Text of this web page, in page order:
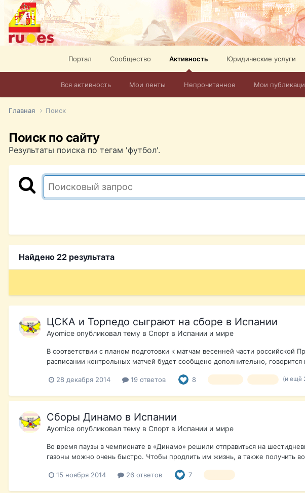
Портал Сообщество Активность
Вся активность Мои ленты Непрочитанное Мои
Юридические услуги
Главная Поиск
Поиск по сайту
Результаты поиска по тегам 'футбол'.
Найдено 22 результата
ЦСКА и Торпедо сыграют на сборе в Испании
Ayomice опубликовал тему в Спорт в Испании и мире
В соответствии с планом подготовки к матчам весенней части
расписании контрольных матчей будет сообщено дополнительно,
28 декабря 2014 19 ответов 8 (и ещё
Сборы Динамо в Испании
Ayomice опубликовал тему в Спорт в Испании и мире
Во время паузы в чемпионате в «Динамо» решили отправиться на
газоны можно очень быстро. Чтобы продлить им жизнь, а также получить
15 ноября 2014 26 ответов 7